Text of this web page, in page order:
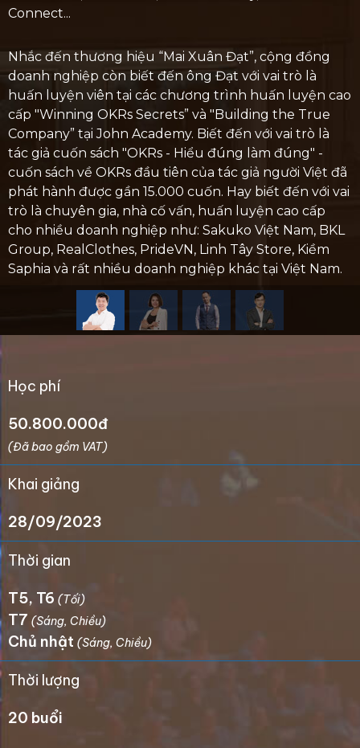
Connect...
Nhắc đến thương hiệu “Mai Xuân Đạt”, cộng đồng
doanh nghiệp còn biết đến ông Đạt với vai trò là
huấn luyện viên tại các chương trình huấn luyện cao
cấp "Winning OKRs Secrets” và "Building the True
Company” tại John Academy. Biết đến với vai trò là
tác giả cuốn sách "OKRs - Hiểu đúng làm đúng" -
cuốn sách về OKRs đầu tiên của tác giả người Việt đã
phát hành được gần 15.000 cuốn. Hay biết đến với vai
trò là chuyên gia, nhà cố vấn, huấn luyện cao cấp
cho nhiều doanh nghiệp như: Sakuko Việt Nam, BKL
Group, RealClothes, PrideVN, Linh Tây Store, Kiềm
Saphia và rất nhiều doanh nghiệp khác tại Việt Nam.
Học phí
50.800.000đ
(Đã bao gồm VAT)
Khai giảng
28/09/2023
Thời gian
T5, T6 (Tối)
T7 (Sáng, Chiều)
Chủ nhật (Sáng, Chiều)
Thời lượng
20 buổi